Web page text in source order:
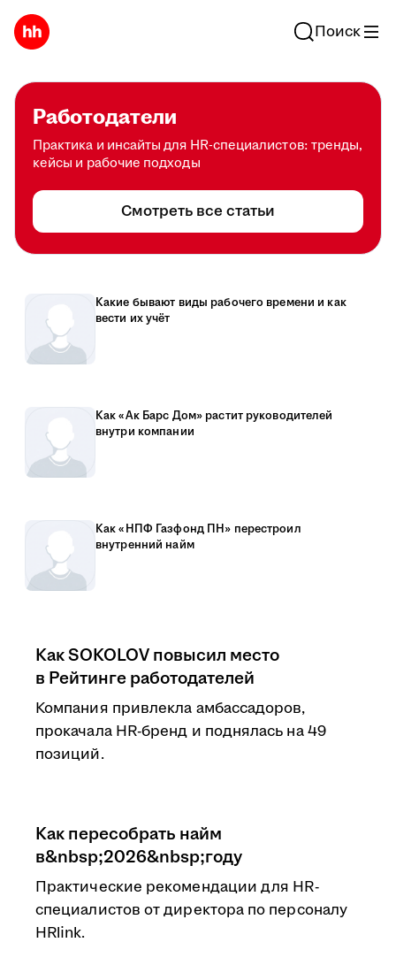
Поиск
Работодатели
Практика и инсайты для HR-специалистов: тренды,
кейсы и рабочие подходы
Смотреть все статьи
Какие бывают виды рабочего времени и как
вести их учёт
Как «Ак Барс Дом» растит руководителей
внутри компании
Как «НПФ Газфонд ПН» перестроил
внутренний найм
Как SOKOLOV повысил место
в Рейтинге работодателей
Компания привлекла амбассадоров,
прокачала HR-бренд и поднялась на 49
позиций.
Как пересобрать найм
в&nbsp;2026&nbsp;году
Практические рекомендации для HR-
специалистов от директора по персоналу
HRlink.